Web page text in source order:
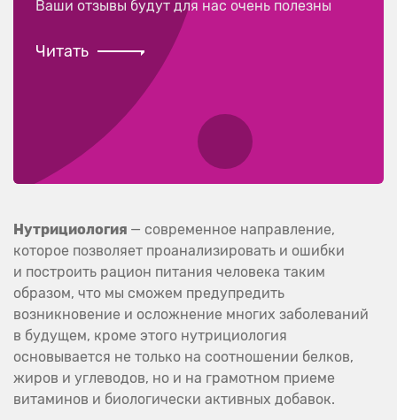
Ваши отзывы будут для нас очень полезны
Читать
Нутрициология — современное направление,
которое позволяет проанализировать и ошибки
и построить рацион питания человека таким
образом, что мы сможем предупредить
возникновение и осложнение многих заболеваний
в будущем, кроме этого нутрициология
основывается не только на соотношении белков,
жиров и углеводов, но и на грамотном приеме
витаминов и биологически активных добавок.